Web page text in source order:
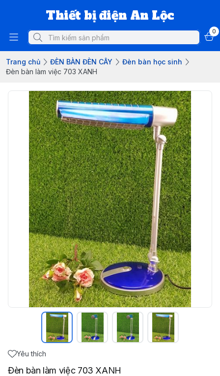
Thiết bị điện An Lộc
0
Trang chủ ĐÈN BÀN ĐÈN CÂY
Đèn bàn học sinh
Đèn bàn làm việc 703 XANH
Yêu thích
Đèn bàn làm việc 703 XANH